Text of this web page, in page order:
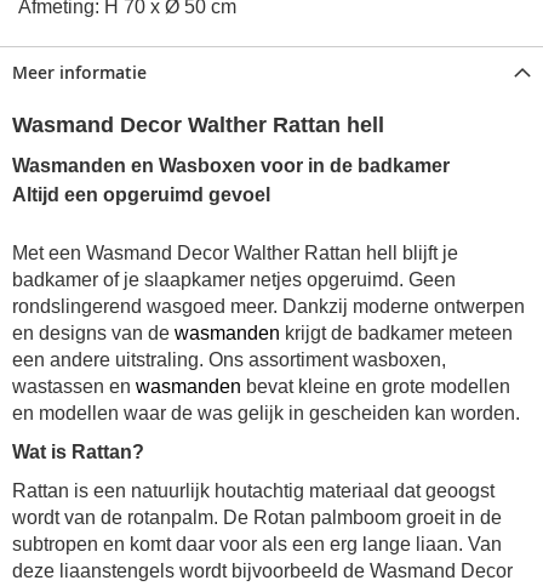
Afmeting: H 70 x Ø 50 cm
Meer informatie
Wasmand Decor Walther Rattan hell
Wasmanden en Wasboxen voor in de badkamer
Altijd een opgeruimd gevoel
Met een Wasmand Decor Walther Rattan hell blijft je
badkamer of je slaapkamer netjes opgeruimd. Geen
rondslingerend wasgoed meer. Dankzij moderne ontwerpen
en designs van de wasmanden krijgt de badkamer meteen
een andere uitstraling. Ons assortiment wasboxen,
wastassen en wasmanden bevat kleine en grote modellen
en modellen waar de was gelijk in gescheiden kan worden.
Wat is Rattan?
Rattan is een natuurlijk houtachtig materiaal dat geoogst
wordt van de rotanpalm. De Rotan palmboom groeit in de
subtropen en komt daar voor als een erg lange liaan. Van
deze liaanstengels wordt bijvoorbeeld de Wasmand Decor